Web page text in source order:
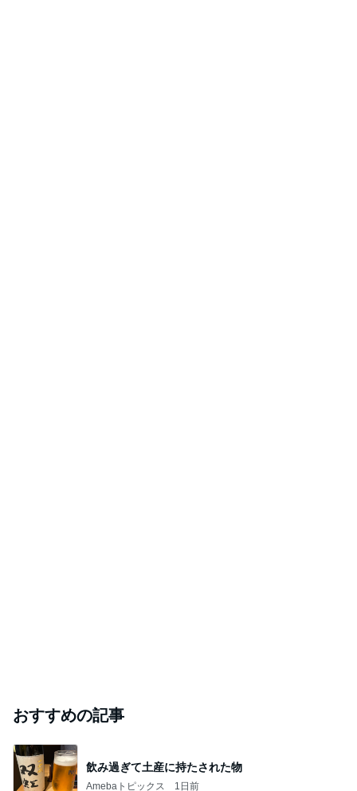
おすすめの記事
飲み過ぎて土産に持たされた物
Amebaトピックス 1日前